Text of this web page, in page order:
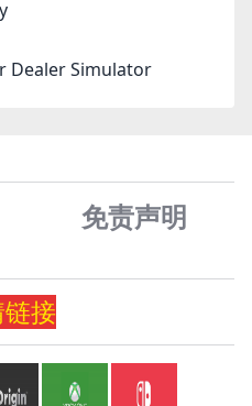
Dealer Simulator
免责声明
链接